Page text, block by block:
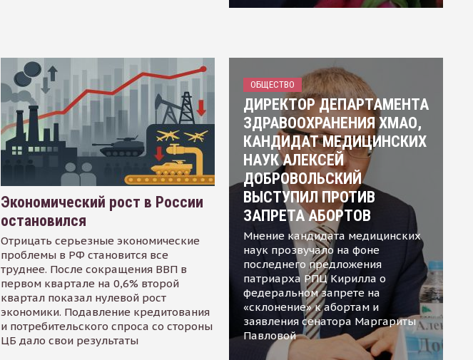
Экономический рост в России
остановился
Отрицать серьезные экономические
проблемы в РФ становится все
труднее. После сокращения ВВП в
первом квартале на 0,6% второй
квартал показал нулевой рост
экономики. Подавление кредитования
и потребительского спроса со стороны
ЦБ дало свои результаты
ОБЩЕСТВО
ДИРЕКТОР ДЕПАРТАМЕНТА
ЗДРАВООХРАНЕНИЯ ХМАО,
КАНДИДАТ МЕДИЦИНСКИХ
НАУК АЛЕКСЕЙ
ДОБРОВОЛЬСКИЙ
ВЫСТУПИЛ ПРОТИВ
ЗАПРЕТА АБОРТОВ
Мнение кандидата медицинских
наук прозвучало на фоне
последнего предложения
патриарха РПЦ Кирилла о
федеральном запрете на
«склонение» к абортам и
заявления сенатора Маргариты
Павловой